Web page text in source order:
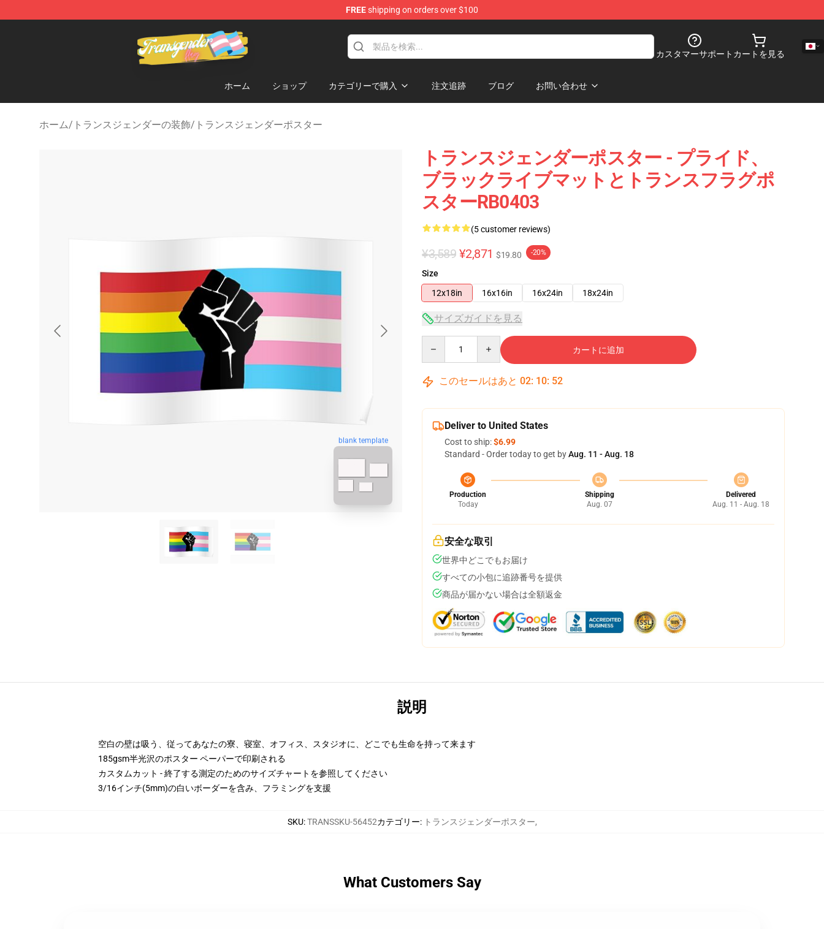
FREEshipping on orders over $100
Transgender Flag Store - The Best Transgender Flag Shop
カスタマーサポート カートを見る
ホーム ショップ カテゴリーで購入 注文追跡 ブログ お問い合わせ
ホーム/ トランスジェンダーの装飾/ トランスジェンダーポスター
blank template
トランスジェンダーポスター - プライド、
ブラックライブマットとトランスフラグポ
スターRB0403
(5 customer reviews)
¥3,589 ¥2,871 $19.80 -20%
Size
12x18in
16x16in 16x24in 18x24in
サイズガイドを見る
カートに追加
このセールはあと 02: 10: 51
Deliver to United States
Cost to ship:$6.99
Standard - Order today to get byAug. 11 - Aug. 18
Production
Today
Shipping
Aug. 07
Delivered
Aug. 11 - Aug. 18
安全な取引
世界中どこでもお届け
すべての小包に追跡番号を提供
商品が届かない場合は全額返金
説明
空白の壁は吸う、従ってあなたの寮、寝室、オフィス、スタジオに、どこでも生命を持って来ます
185gsm半光沢のポスター ペーパーで印刷される
カスタムカット - 終了する測定のためのサイズチャートを参照してください
3/16インチ(5mm)の白いボーダーを含み、フラミングを支援
SKU:TRANSSKU-56452カテゴリー: トランスジェンダーポスター,
What Customers Say